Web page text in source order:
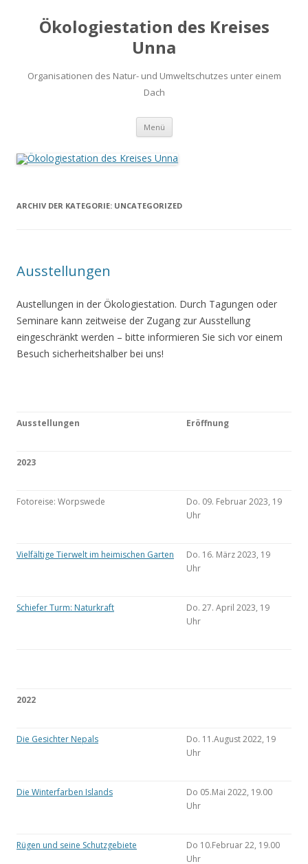
Ökologiestation des Kreises
Unna
Organisationen des Natur- und Umweltschutzes unter einem
Dach
Menü Zum
springen
ARCHIV DER KATEGORIE: UNCATEGORIZED
Ausstellungen
Austellungen in der Ökologiestation. Durch Tagungen oder
Seminare kann zeitweise der Zugang zur Ausstellung
eingeschränkt werden – bitte informieren Sie sich vor einem
Besuch sicherheitshalber bei uns!
Ausstellungen Eröffnung
2023
Fotoreise: Worpswede
Do. 09. Februar 2023, 19
Uhr
Vielfältige Tierwelt im heimischen Garten
Do. 16. März 2023, 19
Uhr
Schiefer Turm: Naturkraft
Do. 27. April 2023, 19
Uhr
2022
Die Gesichter Nepals
Do. 11.August 2022, 19
Uhr
Die Winterfarben Islands
Do 05.Mai 2022, 19.00
Uhr
Rügen und seine Schutzgebiete
Do 10.Februar 22, 19.00
Uhr